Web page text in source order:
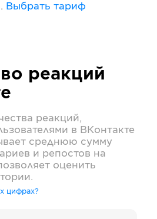
. Выбрать тариф
реакций
реакций,
в ВКонтакте
среднюю сумму
и репостов на
оценить
цифрах?